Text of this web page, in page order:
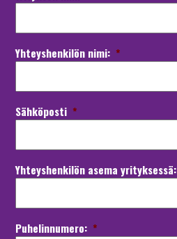
Yhteyshenkilön nimi: *
Sähköposti *
Yhteyshenkilön asema yrityksessä:
Puhelinnumero: *